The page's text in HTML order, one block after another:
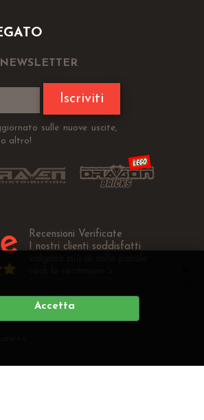
Accetta
Iscriviti
sulle nuove uscite,
altro!
Recensioni Verificate
I nostri clienti soddisfatti